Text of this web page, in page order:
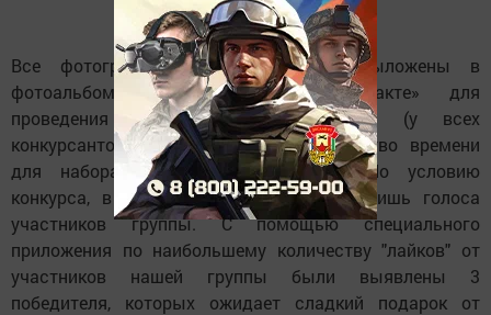
Все фотографии участников были выложены в
фотоальбом нашей группы «ВКонтакте» для
проведения зрительского голосования (у всех
конкурсантов было одинаковое количество времени
для набора зрительских симпатий). По условию
конкурса, в голосовании учитывались лишь голоса
участников группы. С помощью специального
приложения по наибольшему количеству "лайков" от
участников нашей группы были выявлены 3
победителя, которых ожидает сладкий подарок от